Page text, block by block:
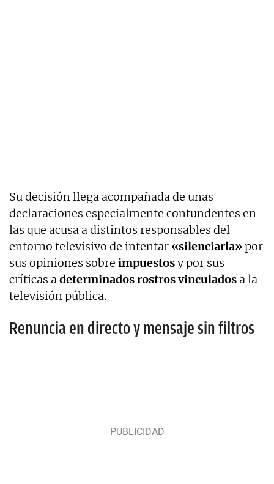
Su decisión llega acompañada de unas
declaraciones especialmente contundentes en
las que acusa a distintos responsables del
entorno televisivo de intentar «silenciarla»por
sus opiniones sobre impuestosy por sus
críticas adeterminados rostros vinculados a la
televisión pública.
Renuncia en directo y mensaje sin filtros